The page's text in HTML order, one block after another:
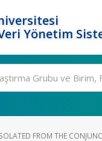
Yönetim
FROM THE